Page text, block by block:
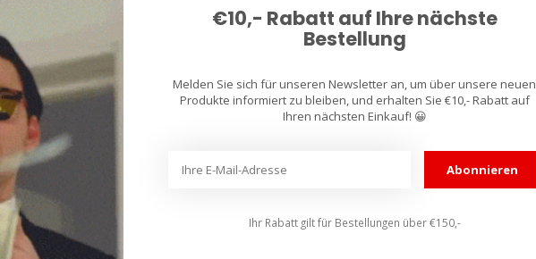
€10,- Rabatt auf Ihre nächste
Bestellung
Melden Sie sich für unseren Newsletter an, um über unsere neuen
Produkte informiert zu bleiben, und erhalten Sie €10,- Rabatt auf
Ihren nächsten Einkauf! 😀
Abonnieren
Ihr Rabatt gilt für Bestellungen über €150,-